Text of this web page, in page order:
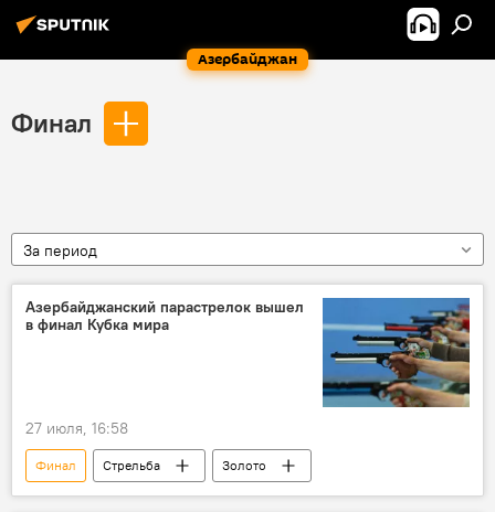
Азербайджан
Финал
За период
Азербайджанский парастрелок вышел
в финал Кубка мира
27 июля, 16:58
Финал Стрельба Золото